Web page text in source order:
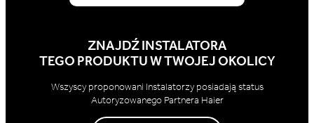
ZNAJDŹ INSTALATORA
TEGO PRODUKTU W TWOJEJ OKOLICY
Wszyscy proponowani Instalatorzy posiadają status
Autoryzowanego Partnera Haier